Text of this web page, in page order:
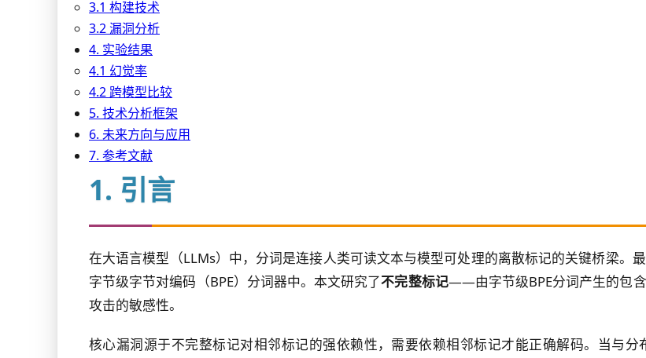
3.1 构建技术
3.2 漏洞分析
4. 实验结果
4.1 幻觉率
4.2 跨模型比较
5. 技术分析框架
6. 未来方向与应用
7. 参考文献
1. 引言
在大语言模型（LLMs）中，分词是连接人类可读文本与模型可处理的离散标记的关键桥梁。
字节级字节对编码（BPE）分词器中。本文研究了不完整标记——由字节级BPE分词产生的包
攻击的敏感性。
核心漏洞源于不完整标记对相邻标记的强依赖性，需要依赖相邻标记才能正确解码。当与